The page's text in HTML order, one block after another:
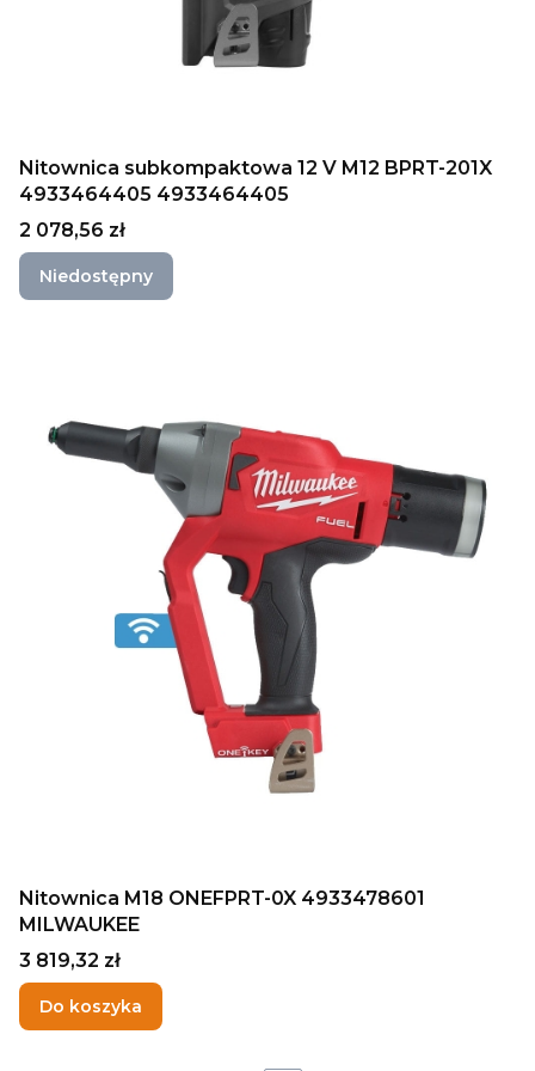
Nitownica subkompaktowa 12 V M12 BPRT-201X
4933464405 4933464405
Cena
2 078,56 zł
Niedostępny
Nitownica M18 ONEFPRT-0X 4933478601
MILWAUKEE
Cena
3 819,32 zł
Do koszyka